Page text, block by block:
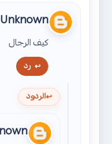
Unknown
كيف الرجال
رد
الردود